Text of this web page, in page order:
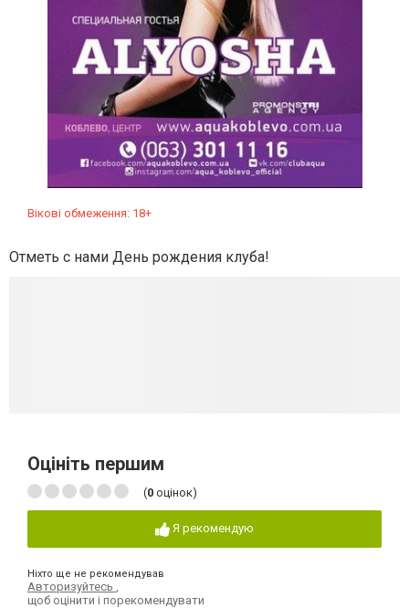
Вікові обмеження: 18+
Отметь с нами День рождения клуба!
Оцініть першим
(0 оцінок)
Я рекомендую
Ніхто ще не рекомендував
Авторизуйтесь
щоб оцінити і порекомендувати